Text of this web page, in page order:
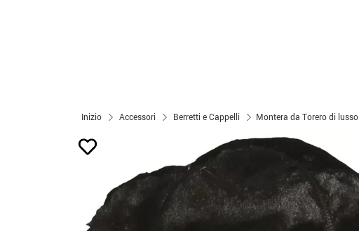
Inizio Accessori Berretti e Cappelli Montera da Torero di lusso